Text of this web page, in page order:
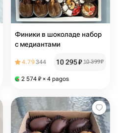
Финики в шоколаде набор
с медиантами
4.79344 10 295₽ 10 399₽
2 574 ₽ × 4 pagos